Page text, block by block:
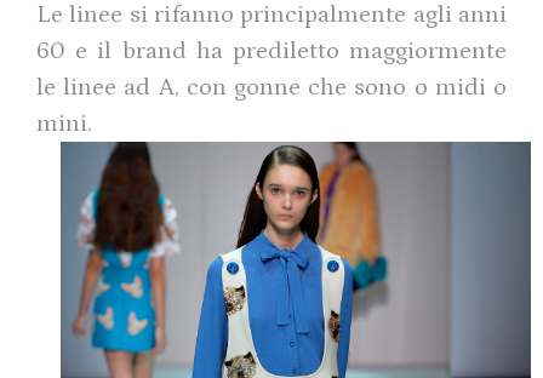
Le linee si rifanno principalmente agli anni
60 e il brand ha prediletto maggiormente
le linee ad A, con gonne che sono o midi o
mini.